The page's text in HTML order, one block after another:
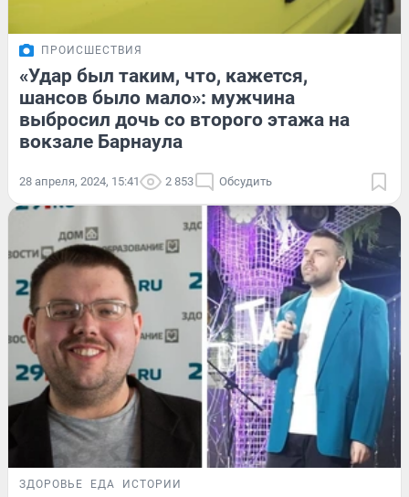
ПРОИСШЕСТВИЯ
«Удар был таким, что, кажется,
шансов было мало»: мужчина
выбросил дочь со второго этажа на
вокзале Барнаула
28 апреля, 2024, 15:41 2 853 Обсудить
ЗДОРОВЬЕ ЕДА ИСТОРИИ